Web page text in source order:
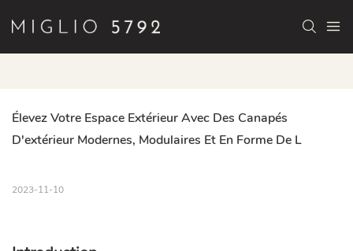
Élevez Votre Espace Extérieur Avec Des Canapés
D'extérieur Modernes, Modulaires Et En Forme De L
2023-11-10